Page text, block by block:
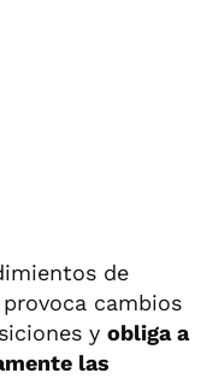
de
cambios
y obliga a
las